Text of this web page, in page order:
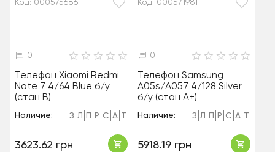
Код: 000575686
0
Телефон Xiaomi Redmi
Note 7 4/64 Blue б/у
(стан B)
Наличие: З Л Р С А
3623.62 грн
Код: 000571981
0
Телефон Samsung
A05s/A057 4/128 Silver
б/у (стан A+)
Наличие: З Л Р С А
5918.19 грн